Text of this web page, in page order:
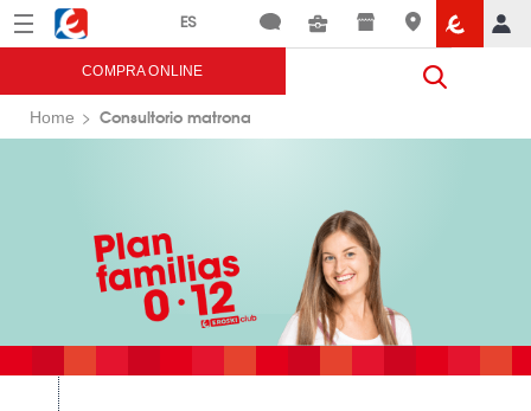
Menú Eroski
COMPRA ONLINE
Home Consultorio matrona